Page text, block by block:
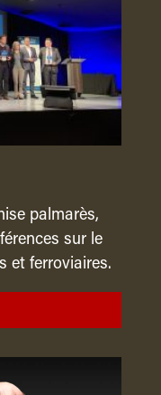
palmarès,
sur le
et ferroviaires.